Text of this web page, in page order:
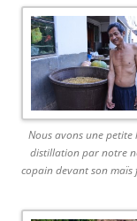
Nous avons une petite
distillation par notre
copain devant son maïs